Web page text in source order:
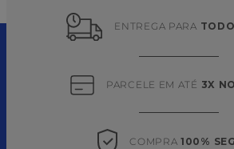
ENTREGA PARA
PARCELE EM ATÉ 3X
COMPRA 100%